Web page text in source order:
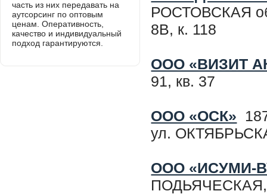
РОСТОВСКАЯ
8В, к. 118
ООО «ВИЗИТ
91, кв. 37
ООО «ОСК»
ул.
ООО «ИСУМИ-
часть из них передавать на
аутсорсинг по оптовым
ценам. Оперативность,
качество и индивидуальный
подход гарантируются.